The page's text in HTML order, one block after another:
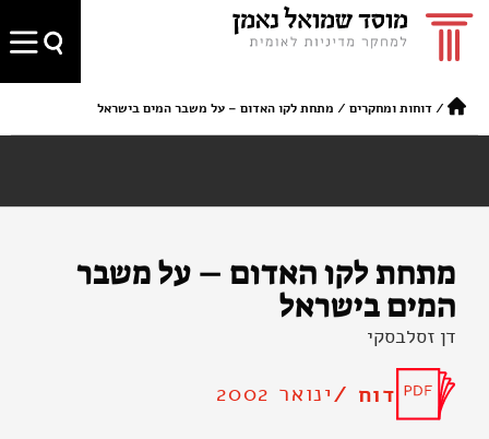
/דוחות ומחקרים / מתחת לקו האדום – על משבר המים בישראל
מתחת לקו האדום – על משבר
המים בישראל
דן זסלבסקי
דוח /ינואר 2002